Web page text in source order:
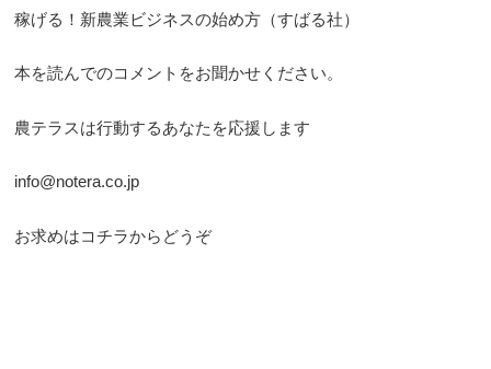
稼げる！新農業ビジネスの始め方（すばる社）
本を読んでのコメントをお聞かせください。
農テラスは行動するあなたを応援します
info@notera.co.jp
お求めはコチラからどうぞ